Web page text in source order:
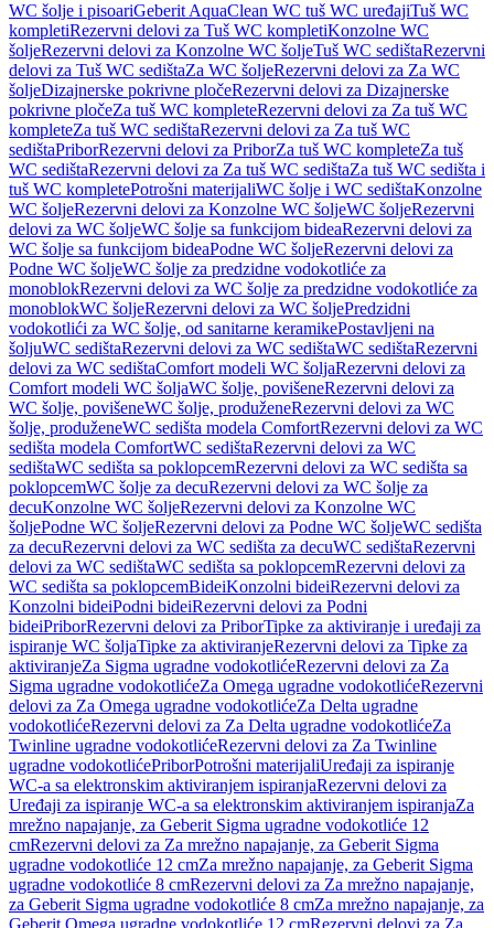
WC šolje i pisoariGeberit AquaClean WC tuš WC uređajiTuš WC
kompletiRezervni delovi za Tuš WC kompletiKonzolne WC
šoljeRezervni delovi za Konzolne WC šoljeTuš WC sedištaRezervni
delovi za Tuš WC sedištaZa WC šoljeRezervni delovi za Za WC
šoljeDizajnerske pokrivne pločeRezervni delovi za Dizajnerske
pokrivne pločeZa tuš WC kompleteRezervni delovi za Za tuš WC
kompleteZa tuš WC sedištaRezervni delovi za Za tuš WC
sedištaPriborRezervni delovi za PriborZa tuš WC kompleteZa tuš
WC sedištaRezervni delovi za Za tuš WC sedištaZa tuš WC sedišta i
tuš WC kompletePotrošni materijaliWC šolje i WC sedištaKonzolne
WC šoljeRezervni delovi za Konzolne WC šoljeWC šoljeRezervni
delovi za WC šoljeWC šolje sa funkcijom bideaRezervni delovi za
WC šolje sa funkcijom bideaPodne WC šoljeRezervni delovi za
Podne WC šoljeWC šolje za predzidne vodokotliće za
monoblokRezervni delovi za WC šolje za predzidne vodokotliće za
monoblokWC šoljeRezervni delovi za WC šoljePredzidni
vodokotlići za WC šolje, od sanitarne keramikePostavljeni na
šoljuWC sedištaRezervni delovi za WC sedištaWC sedištaRezervni
delovi za WC sedištaComfort modeli WC šoljaRezervni delovi za
Comfort modeli WC šoljaWC šolje, povišeneRezervni delovi za
WC šolje, povišeneWC šolje, produženeRezervni delovi za WC
šolje, produženeWC sedišta modela ComfortRezervni delovi za WC
sedišta modela ComfortWC sedištaRezervni delovi za WC
sedištaWC sedišta sa poklopcemRezervni delovi za WC sedišta sa
poklopcemWC šolje za decuRezervni delovi za WC šolje za
decuKonzolne WC šoljeRezervni delovi za Konzolne WC
šoljePodne WC šoljeRezervni delovi za Podne WC šoljeWC sedišta
za decuRezervni delovi za WC sedišta za decuWC sedištaRezervni
delovi za WC sedištaWC sedišta sa poklopcemRezervni delovi za
WC sedišta sa poklopcemBideiKonzolni bideiRezervni delovi za
Konzolni bideiPodni bideiRezervni delovi za Podni
bideiPriborRezervni delovi za PriborTipke za aktiviranje i uređaji za
ispiranje WC šoljaTipke za aktiviranjeRezervni delovi za Tipke za
aktiviranjeZa Sigma ugradne vodokotlićeRezervni delovi za Za
Sigma ugradne vodokotlićeZa Omega ugradne vodokotlićeRezervni
delovi za Za Omega ugradne vodokotlićeZa Delta ugradne
vodokotlićeRezervni delovi za Za Delta ugradne vodokotlićeZa
Twinline ugradne vodokotlićeRezervni delovi za Za Twinline
ugradne vodokotlićePriborPotrošni materijaliUređaji za ispiranje
WC-a sa elektronskim aktiviranjem ispiranjaRezervni delovi za
Uređaji za ispiranje WC-a sa elektronskim aktiviranjem ispiranjaZa
mrežno napajanje, za Geberit Sigma ugradne vodokotliće 12
cmRezervni delovi za Za mrežno napajanje, za Geberit Sigma
ugradne vodokotliće 12 cmZa mrežno napajanje, za Geberit Sigma
ugradne vodokotliće 8 cmRezervni delovi za Za mrežno napajanje,
za Geberit Sigma ugradne vodokotliće 8 cmZa mrežno napajanje, za
Geberit Omega ugradne vodokotliće 12 cmRezervni delovi za Za